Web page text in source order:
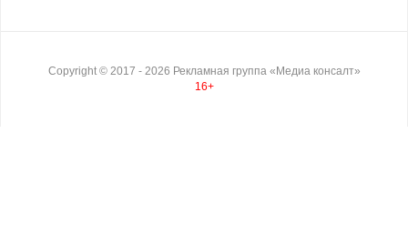
Copyright © 2017 - 2026 Рекламная группа «Медиа консалт»
16+